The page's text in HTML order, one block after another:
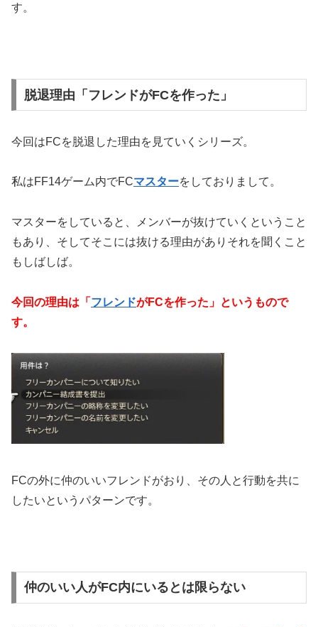
す。
脱退理由「フレンドがFCを作った」
今回はFCを脱退した理由を見ていくシリーズ。
私はFF14ゲーム内でFCマスターをしておりまして。
マスターをしていると、メンバーが抜けていくということ
もあり、そしてそこには抜ける理由がありそれを聞くこと
もしばしば。
今回の理由は「 フレンドがFCを作った」というもので
す。
FCの外に仲のいいフレンドがおり、その人と行動を共に
したいというパターンです。
仲のいい人がFC内にいるとは限らない